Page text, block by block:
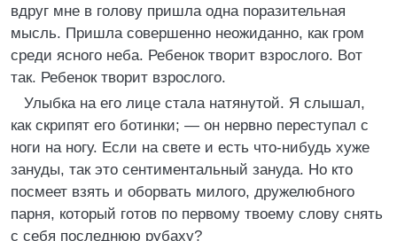
вдруг мне в голову пришла одна поразительная
мысль. Пришла совершенно неожиданно, как гром
среди ясного неба. Ребенок творит взрослого. Вот
так. Ребенок творит взрослого.
Улыбка на его лице стала натянутой. Я слышал,
как скрипят его ботинки; — он нервно переступал с
ноги на ногу. Если на свете и есть что-нибудь хуже
зануды, так это сентиментальный зануда. Но кто
посмеет взять и оборвать милого, дружелюбного
парня, который готов по первому твоему слову снять
с себя последнюю рубаху?